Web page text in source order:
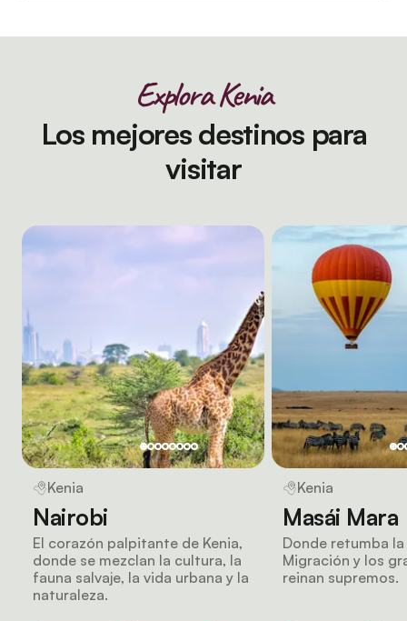
Explora Kenia
Los mejores destinos para
visitar
Kenia
Nairobi
El corazón palpitante de Kenia,
donde se mezclan la cultura, la
fauna salvaje, la vida urbana y la
naturaleza.
Kenia
Masái Mara
Donde retumba la
Migración y los
reinan supremos.